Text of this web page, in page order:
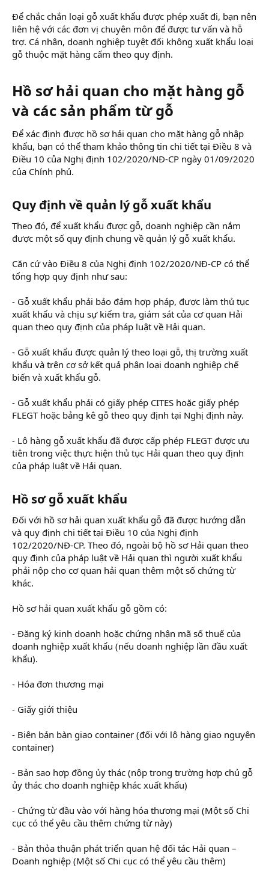
Để chắc chắn loại gỗ xuất khẩu được phép xuất đi, bạn nên
liên hệ với các đơn vị chuyên môn để được tư vấn và hỗ
trợ. Cá nhân, doanh nghiệp tuyệt đối không xuất khẩu loại
gỗ thuộc mặt hàng cấm theo quy định.
Hồ sơ hải quan cho mặt hàng gỗ
và các sản phẩm từ gỗ
Để xác định được hồ sơ hải quan cho mặt hàng gỗ nhập
khẩu, bạn có thể tham khảo thông tin chi tiết tại Điều 8 và
Điều 10 của Nghị định 102/2020/NĐ-CP ngày 01/09/2020
của Chính phủ.
Quy định về quản lý gỗ xuất khẩu​
Theo đó, để xuất khẩu được gỗ, doanh nghiệp cần nắm
được một số quy định chung về quản lý gỗ xuất khẩu.
Căn cứ vào Điều 8 của Nghị định 102/2020/NĐ-CP có thể
tổng hợp quy định như sau:
- Gỗ xuất khẩu phải bảo đảm hợp pháp, được làm thủ tục
xuất khẩu và chịu sự kiểm tra, giám sát của cơ quan Hải
quan theo quy định của pháp luật về Hải quan.
- Gỗ xuất khẩu được quản lý theo loại gỗ, thị trường xuất
khẩu và trên cơ sở kết quả phân loại doanh nghiệp chế
biến và xuất khẩu gỗ.
- Gỗ xuất khẩu phải có giấy phép CITES hoặc giấy phép
FLEGT hoặc bảng kê gỗ theo quy định tại Nghị định này.
- Lô hàng gỗ xuất khẩu đã được cấp phép FLEGT được ưu
tiên trong việc thực hiện thủ tục Hải quan theo quy định
của pháp luật về Hải quan.
Hồ sơ gỗ xuất khẩu​
Đối với hồ sơ hải quan xuất khẩu gỗ đã được hướng dẫn
và quy định chi tiết tại Điều 10 của Nghị định
102/2020/NĐ-CP. Theo đó, ngoài bộ hồ sơ Hải quan theo
quy định của pháp luật về Hải quan thì người xuất khẩu
phải nộp cho cơ quan hải quan thêm một số chứng từ
khác.
Hồ sơ hải quan xuất khẩu gỗ gồm có:
- Đăng ký kinh doanh hoặc chứng nhận mã số thuế của
doanh nghiệp xuất khẩu (nếu doanh nghiệp lần đầu xuất
khẩu).
- Hóa đơn thương mại
- Giấy giới thiệu
- Biên bản bàn giao container (đối với lô hàng giao nguyên
container)
- Bản sao hợp đồng ủy thác (nộp trong trường hợp chủ gỗ
ủy thác cho doanh nghiệp khác xuất khẩu)
- Chứng từ đầu vào với hàng hóa thương mại (Một số Chi
cục có thể yêu cầu thêm chứng từ này)
- Bản thỏa thuận phát triển quan hệ đối tác Hải quan –
Doanh nghiệp (Một số Chi cục có thể yêu cầu thêm)